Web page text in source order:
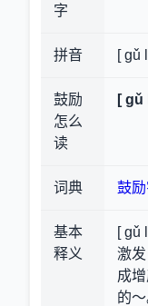
字
拼音 [ gǔ
鼓励
怎么
读
[ gǔ
词典 鼓
基本
释义
[ gǔ
激
成
的～